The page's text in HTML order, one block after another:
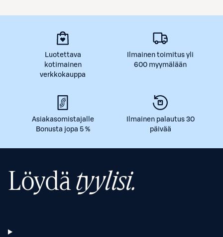
Luotettava
kotimainen
verkkokauppa
Ilmainen toimitus yli
600 myymälään
Asiakasomistajalle
Bonusta jopa 5 %
Ilmainen palautus 30
päivää
Löydätyylisi.